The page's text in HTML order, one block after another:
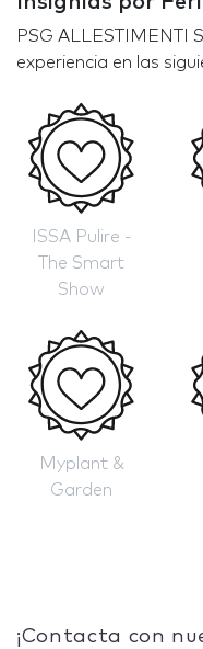
PSG ALLESTIMENTI
experiencia en las
ISSA Pulire -
The Smart
Show
Myplant &
Garden
¡Contacta con